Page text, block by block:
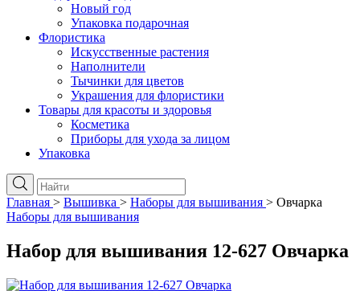
Новый год
Упаковка подарочная
Флористика
Искусственные растения
Наполнители
Тычинки для цветов
Украшения для флористики
Товары для красоты и здоровья
Косметика
Приборы для ухода за лицом
Упаковка
Главная > Вышивка > Наборы для вышивания > Овчарка
Наборы для вышивания
Набор для вышивания 12-627 Овчарка